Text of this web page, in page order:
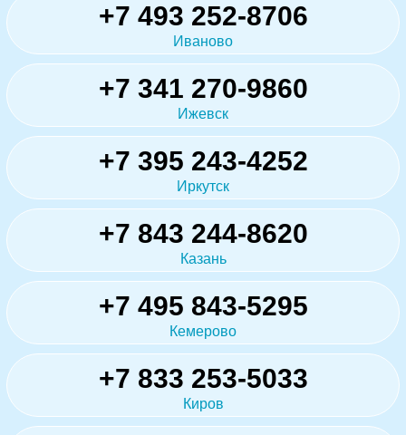
+7 493 252-8706
Иваново
+7 341 270-9860
Ижевск
+7 395 243-4252
Иркутск
+7 843 244-8620
Казань
+7 495 843-5295
Кемерово
+7 833 253-5033
Киров